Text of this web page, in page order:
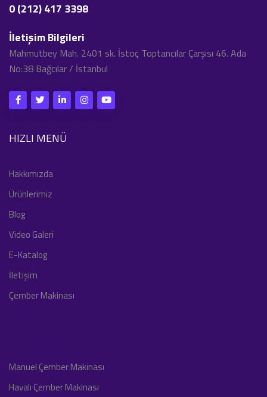
0 (212) 417 3398
İletişim Bilgileri
Mahmutbey Mah. 2401 sk. İstoç Toptancılar Çarşısı 46. Ada
No:38 Bağcılar / İstanbul
HIZLI MENÜ
Hakkımızda
Ürünlerimiz
Blog
Video Galeri
E-Katalog
İletişim
Çember Makinası
Manuel Çember Makinası
Havalı Çember Makinası